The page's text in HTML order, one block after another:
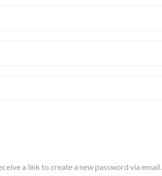
a link to create a new password via email.